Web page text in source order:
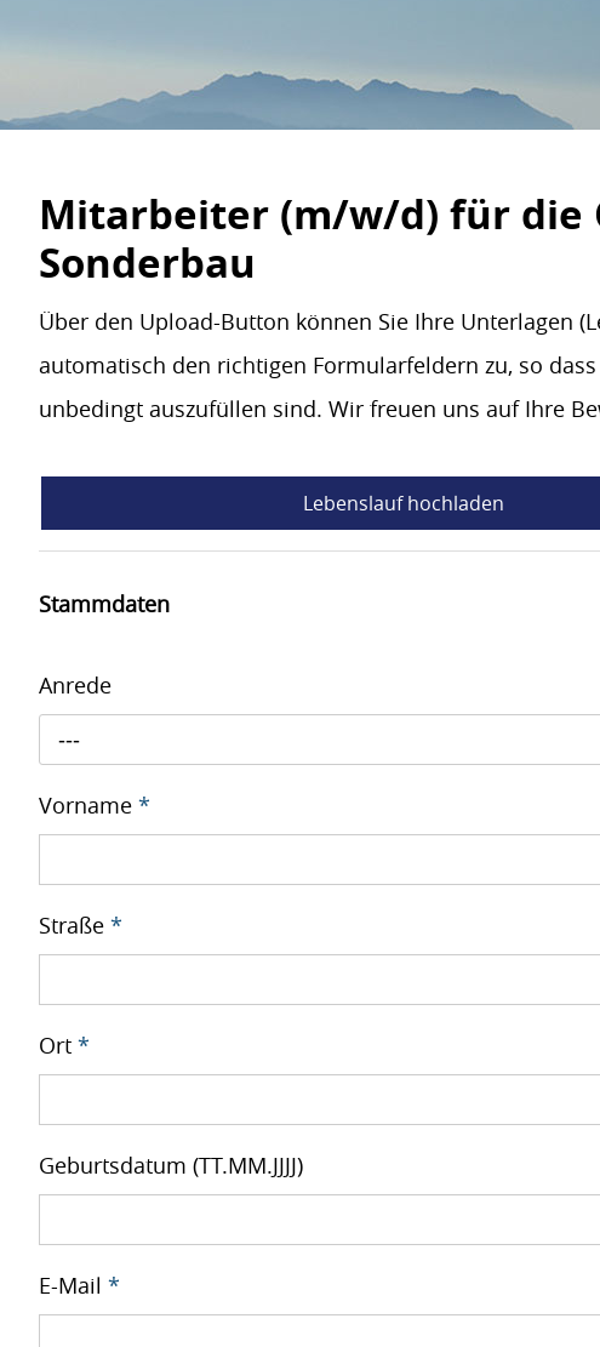
Mitarbeiter (m/w/d) für die
Sonderbau
Über den Upload-Button können Sie Ihre Unterlagen
automatisch den richtigen Formularfeldern zu, so
unbedingt auszufüllen sind. Wir freuen uns auf Ihre
Lebenslauf hochladen
Stammdaten
Anrede
---
Vorname *
Straße *
Ort *
Geburtsdatum (TT.MM.JJJJ)
E-Mail *